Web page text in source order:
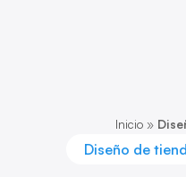
Inicio »
Diseño de